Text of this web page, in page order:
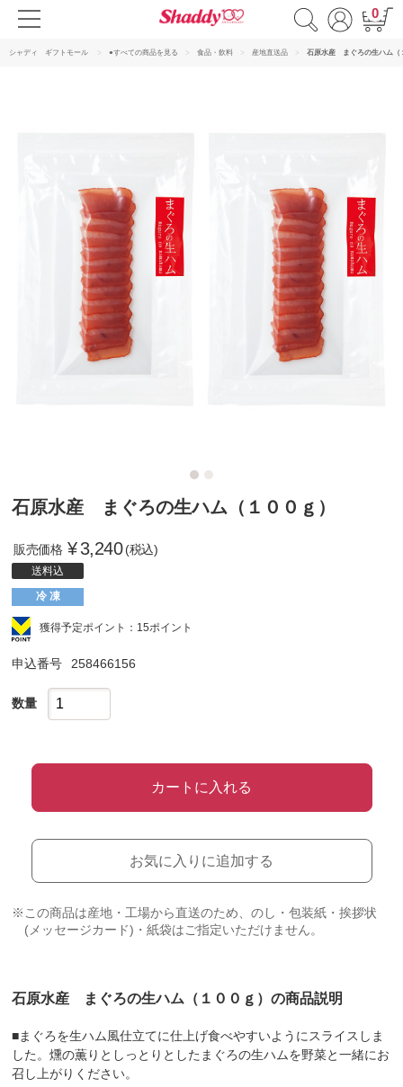
0
シャディ ギフトモール ●すべての商品を見る 食品・飲料 産地直送品 石原水産 まぐろの生ハム（
石原水産 まぐろの生ハム（１００ｇ）
販売価格 ¥3,240 (税込)
送料込
冷 凍
獲得予定ポイント：15ポイント
申込番号 258466156
数量
カートに入れる
お気に入りに追加する
※この商品は産地・工場から直送のため、のし・包装紙・挨拶状
(メッセージカード)・紙袋はご指定いただけません。
石原水産 まぐろの生ハム（１００ｇ）の商品説明
■まぐろを生ハム風仕立てに仕上げ食べやすいようにスライスしま
した。燻の薫りとしっとりとしたまぐろの生ハムを野菜と一緒にお
召し上がりください。